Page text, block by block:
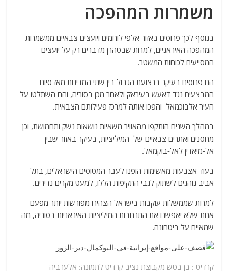
משמרות המהפכה
בנוסף לכך פרוסים באזור אלפי לוחמים ויועצים צבאיים ממשמרות
המהפכה האיראניים, למרות שבטהרן מדברים רק על יועצים
המסייעים לכוחות המשטר.
הם פרוסים בעיקר ברצועת הגבול בין שתי המדינות מאז סיום
המבצעים נגד דאעש בעיראק ולאחר מכן בסוריה, והם השתלטו על
העיר אלבוכמאל והפכו אותה למרכז פעילותם הצבאית.
במהלך השנים הותקפו מהאוויר משאיות נושאות נשק ותחמושת, וכן
מחסנים ואתרים צבאיים של המיליציות, בעיקר באזור שבין
אל-מיאדין לאל-בוקמאל.
בעוד אצבעות מאשימות הופנו לעבר המטוסים הישראלים, בתל
אביב נוהגים לשתוק לגבי התקיפות הללו, למעט מקרים נדירים.
למרות שממשלות עוקבות בישראל הצהירו מפורשות יותר מפעם
אחת שלא יאפשרו את התרחבות המיליציות האיראניות בסוריה, מה
שמאיים על ביטחונה.
קרדיט : בן בטש מקבוצת נציב קרדיט לתמונה: אלערביה